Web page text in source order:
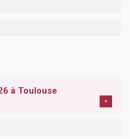
à Toulouse
+